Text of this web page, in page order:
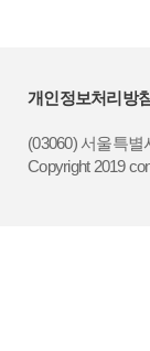
개인정보처리방
(03060) 서울특
Copyright 2019